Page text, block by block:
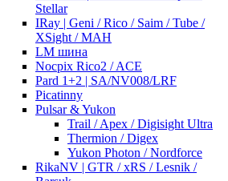
Stellar
IRay | Geni / Rico / Saim / Tube /
XSight / MAH
LM шина
Nocpix Rico2 / ACE
Pard 1+2 | SA/NV008/LRF
Picatinny
Pulsar & Yukon
Trail / Apex / Digisight Ultra
Thermion / Digex
Yukon Photon / Nordforce
RikaNV | GTR / xRS / Lesnik /